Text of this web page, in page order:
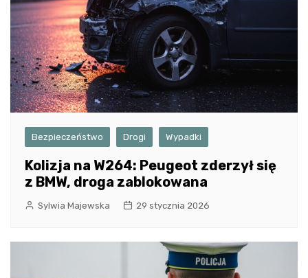
Bezpieczeństwo Drogi Wypadki
Kolizja na W264: Peugeot zderzył się
z BMW, droga zablokowana
Sylwia Majewska 29 stycznia 2026